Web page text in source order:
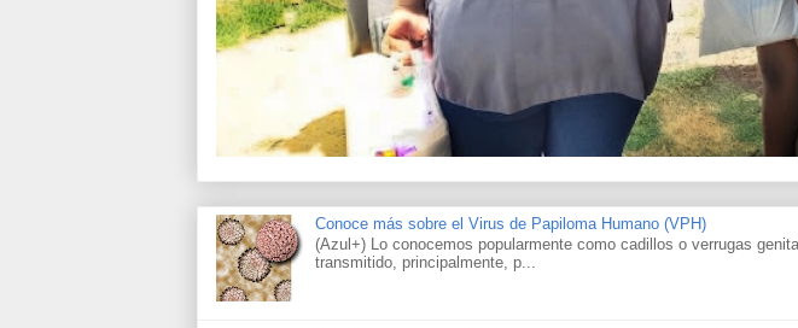
Conoce más sobre el Virus de Papiloma Humano (VPH)
(Azul+) Lo conocemos popularmente como cadillos o verrugas
transmitido, principalmente, p...